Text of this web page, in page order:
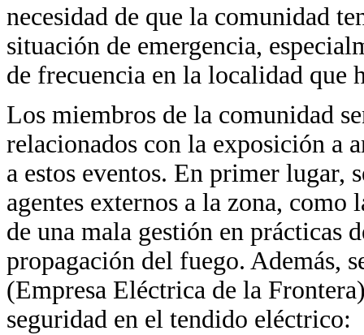
necesidad de que la comunidad
situación de emergencia,
de frecuencia en la localidad que
Los miembros de la comunidad
relacionados con la exposición a
a estos eventos. En primer lugar,
agentes externos a la zona,
de una mala gestión en prácticas
propagación del fuego. Además,
(Empresa Eléctrica de la
seguridad en el tendido eléctrico: